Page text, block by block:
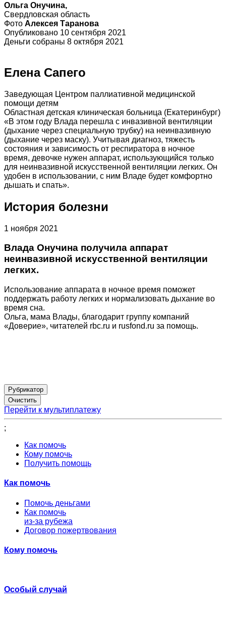
Ольга Онучина,
Свердловская область
Фото Алексея Таранова
Опубликовано 10 сентября 2021
Деньги собраны 8 октября 2021
Елена Сапего
Заведующая Центром паллиативной медицинской
помощи детям
Областная детская клиническая больница (Екатеринбург)
«В этом году Влада перешла с инвазивной вентиляции
(дыхание через специальную трубку) на неинвазивную
(дыхание через маску). Учитывая диагноз, тяжесть
состояния и зависимость от респиратора в ночное
время, девочке нужен аппарат, использующийся только
для неинвазивной искусственной вентиляции легких. Он
удобен в использовании, с ним Владе будет комфортно
дышать и спать».
История болезни
1 ноября 2021
Влада Онучина получила аппарат
неинвазивной искусственной вентиляции
легких.
Использование аппарата в ночное время поможет
поддержать работу легких и нормализовать дыхание во
время сна.
Ольга, мама Влады, благодарит группу компаний
«Доверие», читателей rbc.ru и rusfond.ru за помощь.
Рубрикатор
Перейти к мультиплатежу
;
Как помочь
Кому помочь
Получить помощь
Как помочь
Помочь деньгами
Как помочь
из-за рубежа
Договор пожертвования
Кому помочь
Особый случай